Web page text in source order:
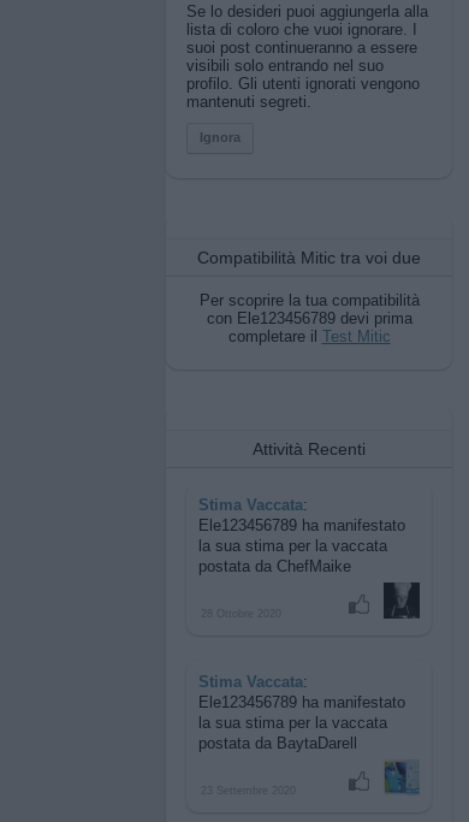
Se lo desideri puoi aggiungerla alla
lista di coloro che vuoi ignorare. I
suoi post continueranno a essere
visibili solo entrando nel suo
profilo. Gli utenti ignorati vengono
mantenuti segreti.
Ignora
Compatibilità Mitic tra voi due
Per scoprire la tua compatibilità
con Ele123456789 devi prima
completare il Test Mitic
Attività Recenti
Stima Vaccata:
Ele123456789 ha manifestato
la sua stima per la vaccata
postata da ChefMaike
Stima Vaccata:
Ele123456789 ha manifestato
la sua stima per la vaccata
postata da BaytaDarell